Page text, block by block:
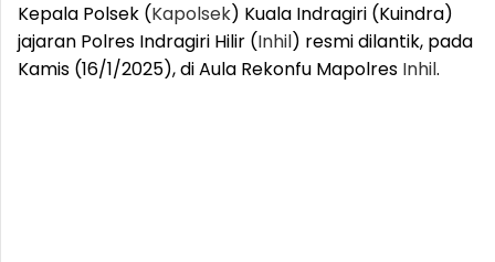
Kepala Polsek (Kapolsek) Kuala Indragiri (Kuindra)
jajaran Polres Indragiri Hilir (Inhil) resmi dilantik, pada
Kamis (16/1/2025), di Aula Rekonfu Mapolres Inhil.